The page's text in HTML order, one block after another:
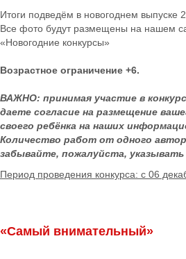
Итоги подведём в новогоднем выпуске
Все фото будут размещены на нашем
«Новогодние конкурсы»
Возрастное ограничение +6.
ВАЖНО: принимая участие в
даете согласие на размещение
своего ребёнка на наших
Количество работ от одного
забывайте, пожалуйста,
Период проведения конкурса: с 06
«Самый внимательный»